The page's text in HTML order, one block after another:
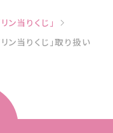
ン当りくじ」
ン当りくじ」取り扱い